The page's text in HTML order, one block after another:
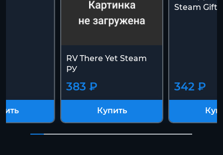
RV There Yet Steam
РУ
383 ₽
Купить
Steam Gift]
342 ₽